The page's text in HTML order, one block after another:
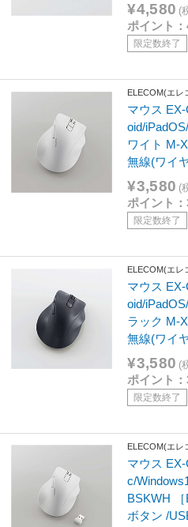
¥4,580 (
ポイント
限定数終了
ELECOM(エレ
マウス
oid/
ワイト M-
無線(ワイ
¥3,580 (
ポイント
限定数終了
ELECOM(エレ
マウス
oid/
ラック M-
無線(ワイ
¥3,580 (
ポイント
限定数終了
ELECOM(エレ
マウス
c/
BSKWH
ボタン /